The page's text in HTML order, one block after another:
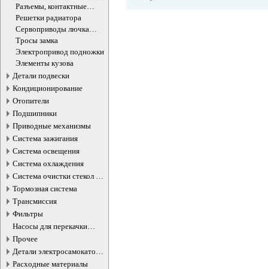
Разъемы, контактные
группы
Решетки радиатора
Сервоприводы лючка
бензобака
Тросы замка
Электропривод подножки
Элементы кузова
Детали подвески
Кондиционирование
Отопители
Подшипники
Приводные механизмы
Система зажигания
Система освещения
Система охлаждения
Система очистки стекол и
фар
Тормозная система
Трансмиссия
Фильтры
Насосы для перекачки
жидкостей
Прочее
Детали электросамокатов и
электротранспорта
Расходные материалы